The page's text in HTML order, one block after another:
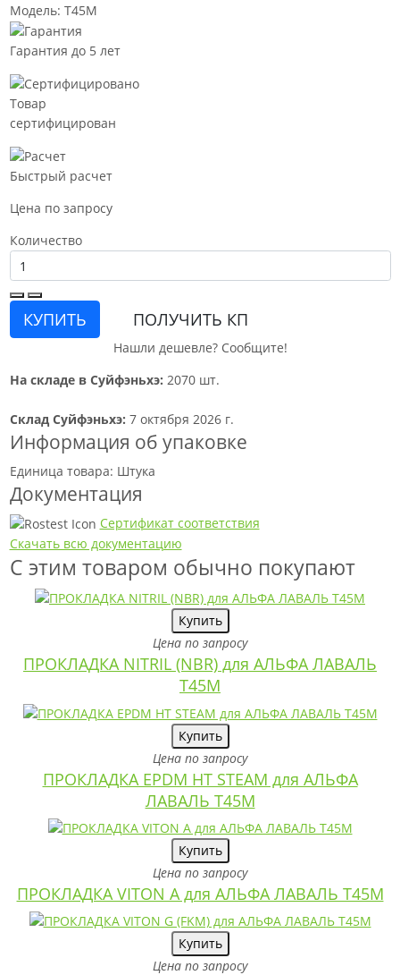
Модель: T45M
Гарантия до 5 лет
Товар
сертифицирован
Быстрый расчет
Цена по запросу
Количество
КУПИТЬ ПОЛУЧИТЬ КП
Нашли дешевле? Сообщите!
На складе в Суйфэньхэ: 2070 шт.
Склад Суйфэньхэ: 7 октября 2026 г.
Информация об упаковке
Единица товара: Штука
Документация
Сертификат соответствия
Скачать всю документацию
С этим товаром обычно покупают
Купить
Цена по запросу
ПРОКЛАДКА NITRIL (NBR) для АЛЬФА ЛАВАЛЬ
T45M
Купить
Цена по запросу
ПРОКЛАДКА EPDM HT STEAM для АЛЬФА
ЛАВАЛЬ T45M
Купить
Цена по запросу
ПРОКЛАДКА VITON A для АЛЬФА ЛАВАЛЬ T45M
Купить
Цена по запросу